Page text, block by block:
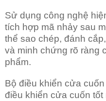
Sử dụng công nghệ
tích hợp mã nhảy sau
thể sao chép, đánh
và minh chứng rõ ràng
phẩm.
Bộ điều khiển cửa
điều khiển cửa cuốn